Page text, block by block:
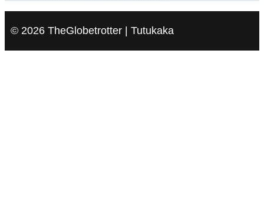
© 2026 TheGlobetrotter | Tutukaka